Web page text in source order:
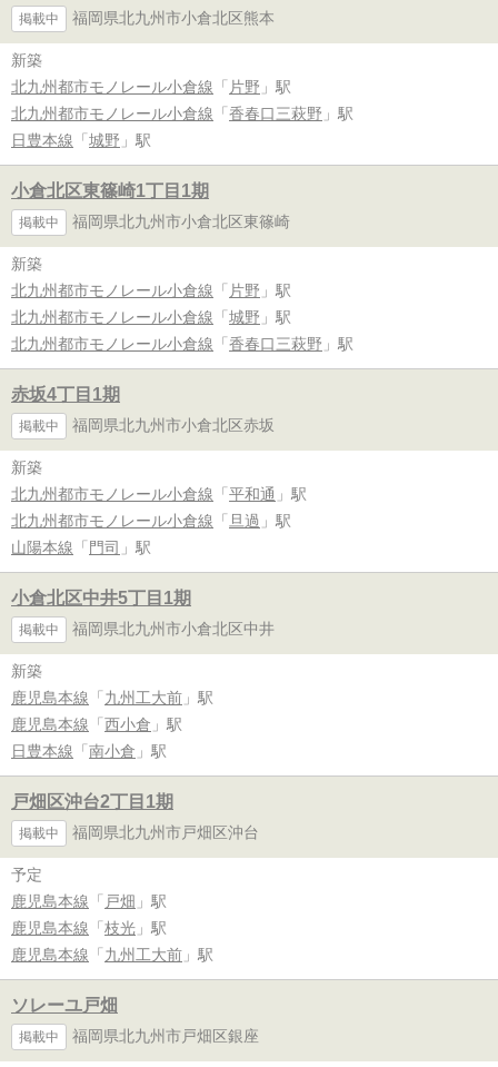
掲載中 福岡県北九州市小倉北区熊本
新築
北九州都市モノレール小倉線 「 片野 」駅
北九州都市モノレール小倉線 「 香春口三萩野 」駅
日豊本線 「 城野 」駅
小倉北区東篠崎1丁目1期
掲載中 福岡県北九州市小倉北区東篠崎
新築
北九州都市モノレール小倉線 「 片野 」駅
北九州都市モノレール小倉線 「 城野 」駅
北九州都市モノレール小倉線 「 香春口三萩野 」駅
赤坂4丁目1期
掲載中 福岡県北九州市小倉北区赤坂
新築
北九州都市モノレール小倉線 「 平和通 」駅
北九州都市モノレール小倉線 「 旦過 」駅
山陽本線 「 門司 」駅
小倉北区中井5丁目1期
掲載中 福岡県北九州市小倉北区中井
新築
鹿児島本線 「 九州工大前 」駅
鹿児島本線 「 西小倉 」駅
日豊本線 「 南小倉 」駅
戸畑区沖台2丁目1期
掲載中 福岡県北九州市戸畑区沖台
予定
鹿児島本線 「 戸畑 」駅
鹿児島本線 「 枝光 」駅
鹿児島本線 「 九州工大前 」駅
ソレーユ戸畑
掲載中 福岡県北九州市戸畑区銀座